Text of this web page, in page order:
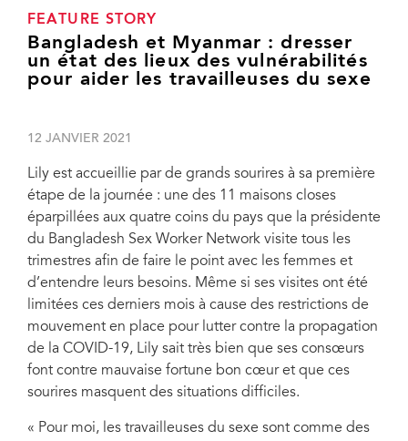
FEATURE STORY
Bangladesh et Myanmar : dresser
un état des lieux des vulnérabilités
pour aider les travailleuses du sexe
12 JANVIER 2021
Lily est accueillie par de grands sourires à sa première
étape de la journée : une des 11 maisons closes
éparpillées aux quatre coins du pays que la présidente
du Bangladesh Sex Worker Network visite tous les
trimestres afin de faire le point avec les femmes et
d’entendre leurs besoins. Même si ses visites ont été
limitées ces derniers mois à cause des restrictions de
mouvement en place pour lutter contre la propagation
de la COVID-19, Lily sait très bien que ses consœurs
font contre mauvaise fortune bon cœur et que ces
sourires masquent des situations difficiles.
« Pour moi, les travailleuses du sexe sont comme des